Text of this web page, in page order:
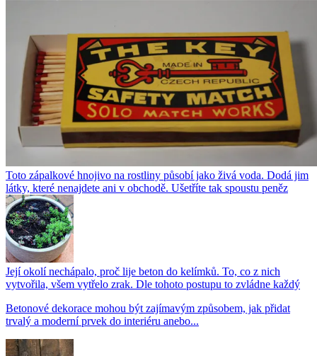
Toto zápalkové hnojivo na rostliny působí jako živá voda. Dodá jim
látky, které nenajdete ani v obchodě. Ušetříte tak spoustu peněz
Její okolí nechápalo, proč lije beton do kelímků. To, co z nich
vytvořila, všem vytřelo zrak. Dle tohoto postupu to zvládne každý
Betonové dekorace mohou být zajímavým způsobem, jak přidat
trvalý a moderní prvek do interiéru anebo...